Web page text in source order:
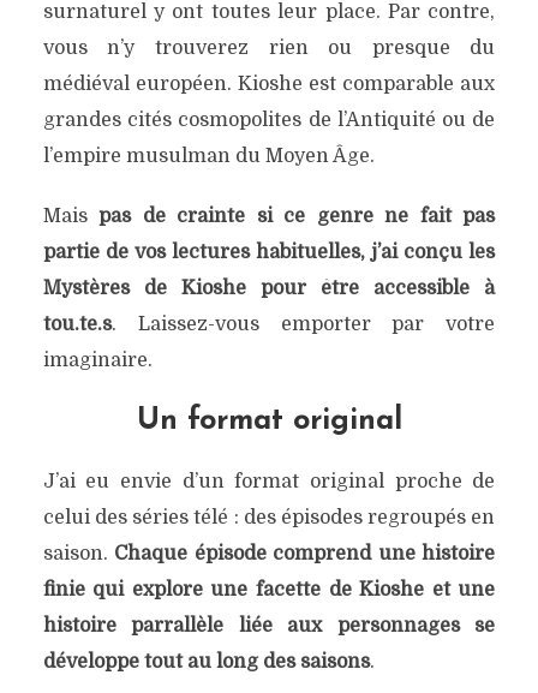
surnaturel y ont toutes leur place. Par contre,
vous n’y trouverez rien ou presque du
médiéval européen. Kioshe est comparable aux
grandes cités cosmopolites de l’Antiquité ou de
l’empire musulman du Moyen Âge.
Maispas de crainte si ce genre ne fait pas
partie de vos lectures habituelles, j’ai conçu les
Mystères de Kioshe pour être accessible à
tou.te.s. Laissez-vous emporter par votre
imaginaire.
Un format original
J’ai eu envie d’un format original proche de
celui des séries télé : des épisodes regroupés en
saison. Chaque épisode comprend une histoire
finie qui explore une facette de Kioshe et une
histoire parrallèle liée aux personnages se
développe tout au long des saisons.